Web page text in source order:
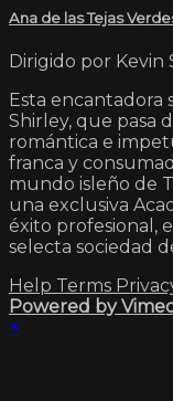
Ana de las Tejas
Dirigido por Kevin
Esta encantadora
Shirley, que pasa
romántica e
franca y
mundo isleño de
una exclusiva
éxito profesional,
selecta sociedad
Help Terms
Powered by
×